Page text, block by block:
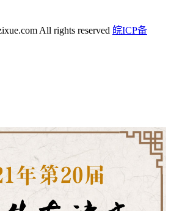
All rights reserved 皖ICP备